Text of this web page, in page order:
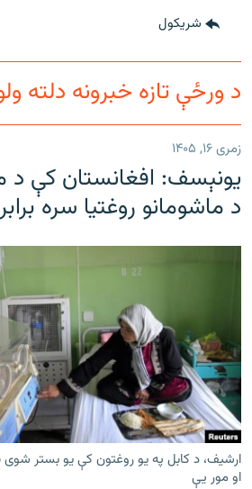
شريکول
د ورځې تازه خبرونه دلته
زمری ۱۶, ۱۴۰۵
یونېسف: افغانستان کې د
د ماشومانو روغتیا سره
ارشیف، د کابل په یو روغتون کې یو بستر شوی
او مور یې